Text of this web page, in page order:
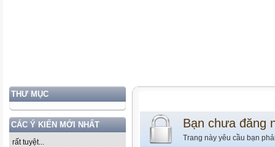
THƯ MỤC
CÁC Ý KIẾN MỚI NHẤT
rất tuyệt...
Bạn chưa đăng
Trang này yêu cầu bạn